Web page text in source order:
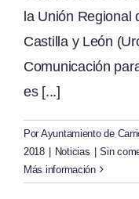
la Unión Regional
Castilla y León
Comunicación
es [...]
Por Ayuntamiento de
2018
Noticias
Sin
Más información